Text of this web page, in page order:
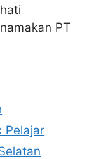
PT
Pelajar